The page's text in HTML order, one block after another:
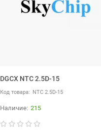
DGCX NTC 2.5D-15
NTC 2.5D-15
215